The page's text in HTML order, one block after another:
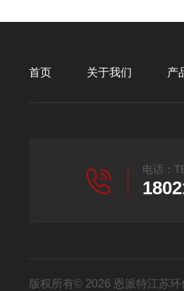
首页 关于我们 产
电话：
版权所有© 2026 恩派特江苏